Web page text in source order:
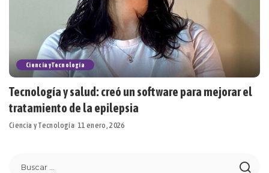
Ciencia y Tecnología
Tecnología y salud: creó un software para mejorar el
tratamiento de la epilepsia
Ciencia y Tecnología 11 enero, 2026